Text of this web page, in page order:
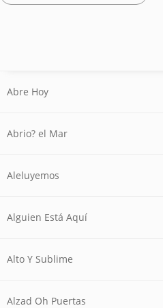
Abre Hoy
Abrio? el Mar
Aleluyemos
Alguien Está Aquí
Alto Y Sublime
Alzad Oh Puertas